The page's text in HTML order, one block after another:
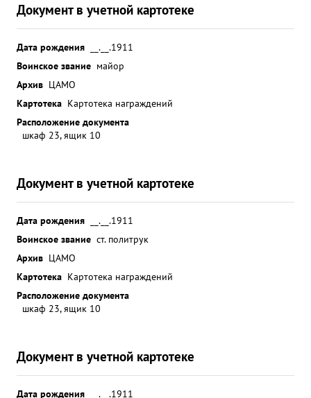
Документ в учетной картотеке
Дата рождения
__.__.1911
Воинское звание майор
Архив ЦАМО
Картотека Картотека награждений
Расположение документа
шкаф 23, ящик 10
Документ в учетной картотеке
Дата рождения
__.__.1911
Воинское звание ст. политрук
Архив ЦАМО
Картотека Картотека награждений
Расположение документа
шкаф 23, ящик 10
Документ в учетной картотеке
Дата рождения __.__.1911